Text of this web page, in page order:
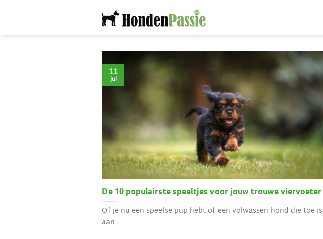
De 10 populairste speeltjes voor jouw trouwe viervoeter
Of je nu een speelse pup hebt of een volwassen hond die toe is
aan...
11
jul